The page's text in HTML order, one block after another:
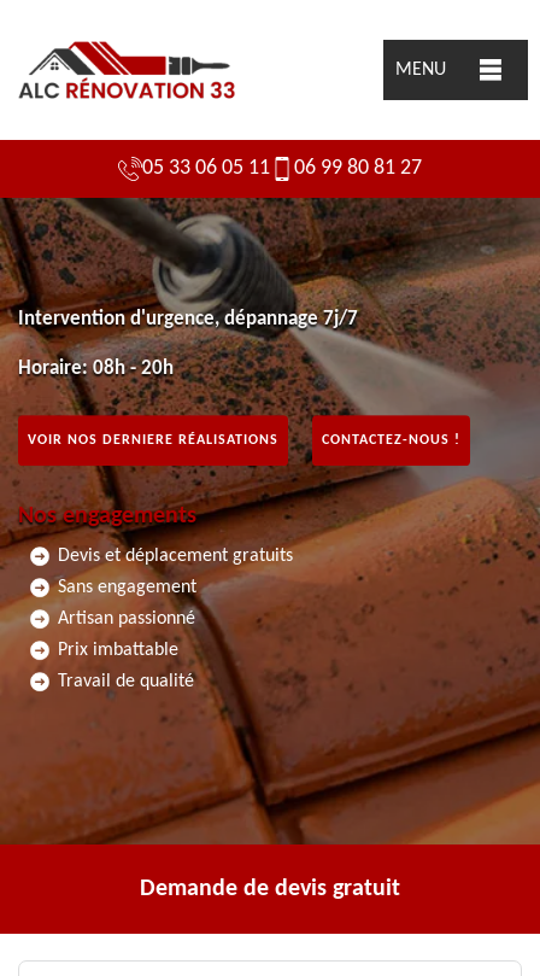
MENU
05 33 06 05 11 06 99 80 81 27
Intervention d'urgence, dépannage 7j/7
Horaire: 08h - 20h
VOIR NOS DERNIERE RÉALISATIONS CONTACTEZ-NOUS !
Nos engagements
Devis et déplacement gratuits
Sans engagement
Artisan passionné
Prix imbattable
Travail de qualité
Demande de devis gratuit